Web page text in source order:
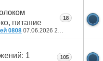
0808 07.06.2026 20:32
18
105